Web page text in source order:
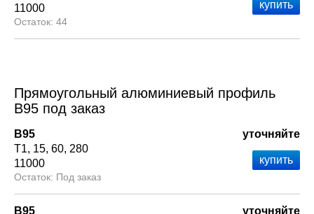
11000
44
Прямоугольный алюминиевый профиль
В95 под заказ
В95
Т1 15 60 280
11000
Под заказ
уточняйте
В95
уточняйте